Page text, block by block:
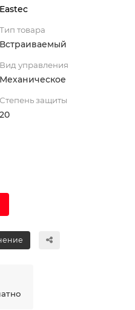
Eastec
Тип товара
Встраиваемый
Вид управления
Механическое
Степень защиты
20